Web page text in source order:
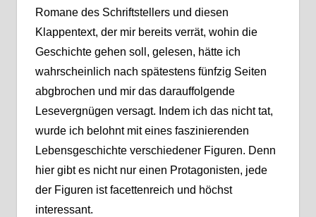
Romane des Schriftstellers und diesen
Klappentext, der mir bereits verrät, wohin die
Geschichte gehen soll, gelesen, hätte ich
wahrscheinlich nach spätestens fünfzig Seiten
abgbrochen und mir das darauffolgende
Lesevergnügen versagt. Indem ich das nicht tat,
wurde ich belohnt mit eines faszinierenden
Lebensgeschichte verschiedener Figuren. Denn
hier gibt es nicht nur einen Protagonisten, jede
der Figuren ist facettenreich und höchst
interessant.